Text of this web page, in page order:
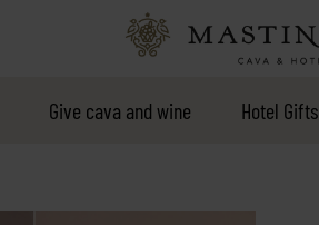
Give cava and wine Hotel Gifts